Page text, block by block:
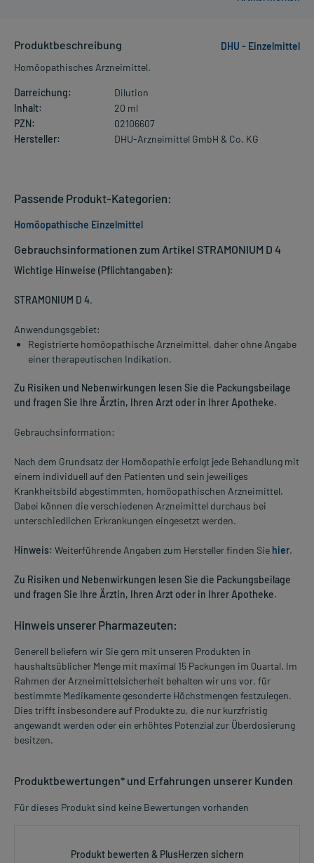
Produktbeschreibung
DHU - Einzelmittel
Homöopathisches Arzneimittel.
Darreichung:
Dilution
Inhalt:
20 ml
PZN:
02106607
Hersteller:
DHU-Arzneimittel GmbH & Co. KG
Gebrauchsinformationen zum Artikel STRAMONIUM D 4
Wichtige Hinweise (Pflichtangaben):
STRAMONIUM D 4.
Anwendungsgebiet:
Registrierte homöopathische Arzneimittel, daher ohne Angabe
einer therapeutischen Indikation.
Zu Risiken und Nebenwirkungen lesen Sie die Packungsbeilage
und fragen Sie Ihre Ärztin, Ihren Arzt oder in Ihrer Apotheke.
Gebrauchsinformation:
Nach dem Grundsatz der Homöopathie erfolgt jede Behandlung mit
einem individuell auf den Patienten und sein jeweiliges
Krankheitsbild abgestimmten, homöopathischen Arzneimittel.
Dabei können die verschiedenen Arzneimittel durchaus bei
unterschiedlichen Erkrankungen eingesetzt werden.
Hinweis: Weiterführende Angaben zum Hersteller finden Sie hier.
Zu Risiken und Nebenwirkungen lesen Sie die Packungsbeilage
und fragen Sie Ihre Ärztin, Ihren Arzt oder in Ihrer Apotheke.
Hinweis unserer Pharmazeuten:
Generell beliefern wir Sie gern mit unseren Produkten in
haushaltsüblicher Menge mit maximal 15 Packungen im Quartal. Im
Rahmen der Arzneimittelsicherheit behalten wir uns vor, für
bestimmte Medikamente gesonderte Höchstmengen festzulegen.
Dies trifft insbesondere auf Produkte zu, die nur kurzfristig
angewandt werden oder ein erhöhtes Potenzial zur Überdosierung
besitzen.
Produktbewertungen* und Erfahrungen unserer Kunden
Für dieses Produkt sind keine Bewertungen vorhanden
Produkt bewerten & PlusHerzen sichern
Passende Produkt-Kategorien:
Homöopathische Einzelmittel